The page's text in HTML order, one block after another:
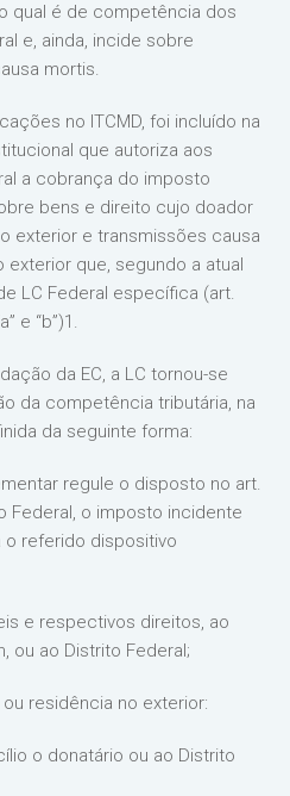
qual é de competência dos
e, ainda, incide sobre
mortis.
no ITCMD, foi incluído na
que autoriza aos
a cobrança do imposto
bens e direito cujo doador
exterior e transmissões causa
que, segundo a atual
LC Federal específica (art.
e “b”)1.
da EC, a LC tornou-se
da competência tributária, na
da seguinte forma:
regule o disposto no art.
Federal, o imposto incidente
referido dispositivo
e respectivos direitos, ao
ou ao Distrito Federal;
residência no exterior:
o donatário ou ao Distrito